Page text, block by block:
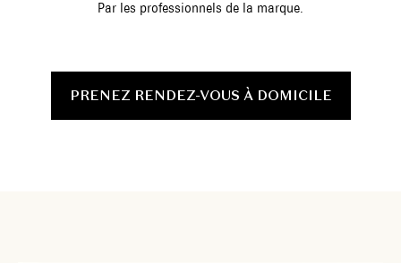
Par les professionnels de la marque.
PRENEZ RENDEZ-VOUS À DOMICILE